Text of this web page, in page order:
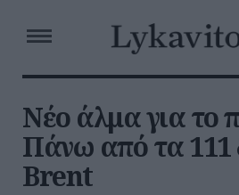
Νέο άλμα για το
Πάνω από τα 111
Brent